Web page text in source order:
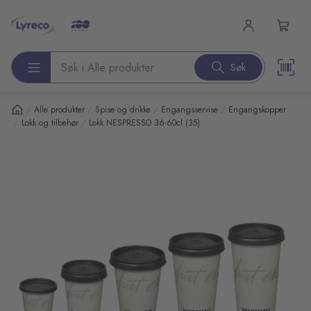
Søk etter produkter Søk
Alle produkter Spise og drikke Engangsservise Engangskopper
Lokk og tilbehør Lokk NESPRESSO 36-60cl (35)